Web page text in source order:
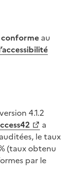
au
4.1.2
a
le taux
(taux obtenu
par le